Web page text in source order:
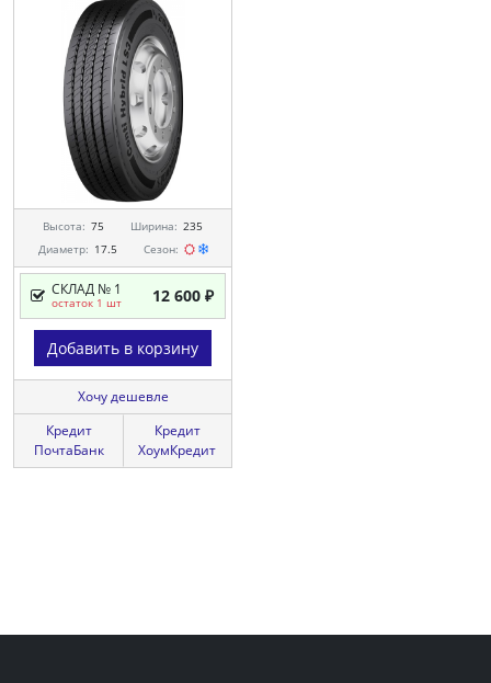
Высота: 75 Ширина: 235
Диаметр: 17.5 Сезон:
СКЛАД № 1
остаток 1 шт 12 600 ₽
Добавить в корзину
Хочу дешевле
Кредит
ПочтаБанк
Кредит
ХоумКредит